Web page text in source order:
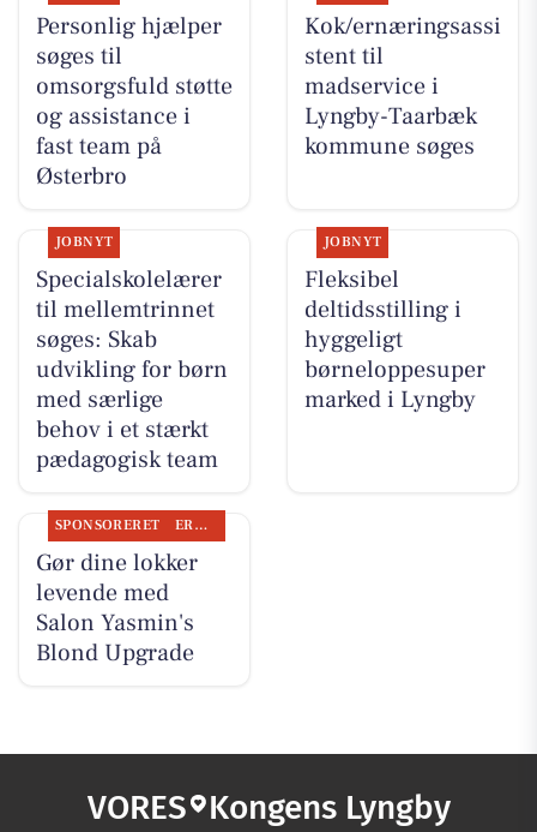
Personlig hjælper
søges til
omsorgsfuld støtte
og assistance i
fast team på
Østerbro
Kok/ernæringsassi
stent til
madservice i
Lyngby-Taarbæk
kommune søges
JOBNYT
Specialskolelærer
til mellemtrinnet
søges: Skab
udvikling for børn
med særlige
behov i et stærkt
pædagogisk team
JOBNYT
Fleksibel
deltidsstilling i
hyggeligt
børneloppesuper
marked i Lyngby
SPONSORERET ERHVERV
Gør dine lokker
levende med
Salon Yasmin's
Blond Upgrade
VORES Kongens Lyngby